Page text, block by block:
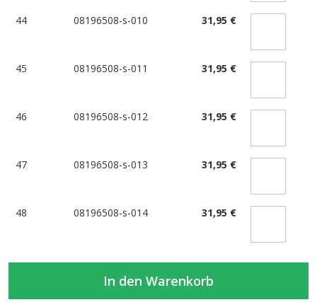
44 08196508-s-010 31,95 €
45 08196508-s-011 31,95 €
46 08196508-s-012 31,95 €
47 08196508-s-013 31,95 €
48 08196508-s-014 31,95 €
In den Warenkorb